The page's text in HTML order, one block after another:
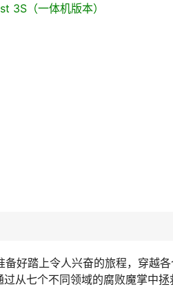
3S（一体机版本）
好踏上令人兴奋的旅程，穿越
从七个不同领域的腐败魔掌中拯